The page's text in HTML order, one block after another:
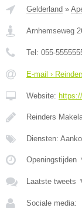
Gelderland »
Arnhemseweg
Tel: 055-
E-mail ›
Website:
Reinders
Diensten:
Openingstijden
Laatste tweets
Sociale media: